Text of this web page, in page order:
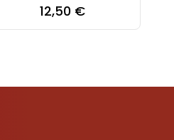
Precio
12,50 €